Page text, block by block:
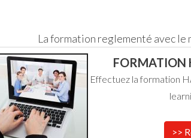
La formation reglementé avec le
FORMATION
Effectuez la formation
>>